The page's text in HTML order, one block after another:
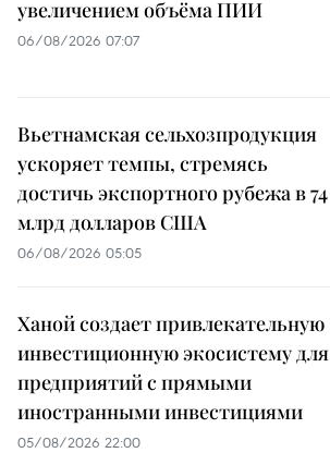
увеличением объёма ПИИ
06/08/2026 07:07
Вьетнамская сельхозпродукция
ускоряет темпы, стремясь
достичь экспортного рубежа в 74
млрд долларов США
06/08/2026 05:05
Ханой создает привлекательную
инвестиционную экосистему для
предприятий с прямыми
иностранными инвестициями
05/08/2026 22:00